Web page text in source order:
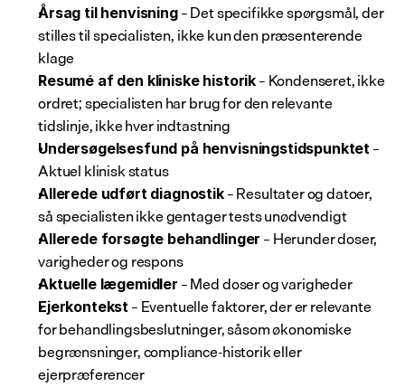
Årsag til henvisning – Det specifikke spørgsmål, der
stilles til specialisten, ikke kun den præsenterende
klage
Resumé af den kliniske historik – Kondenseret, ikke
ordret; specialisten har brug for den relevante
tidslinje, ikke hver indtastning
Undersøgelsesfund på henvisningstidspunktet –
Aktuel klinisk status
Allerede udført diagnostik – Resultater og datoer,
så specialisten ikke gentager tests unødvendigt
Allerede forsøgte behandlinger – Herunder doser,
varigheder og respons
Aktuelle lægemidler – Med doser og varigheder
Ejerkontekst – Eventuelle faktorer, der er relevante
for behandlingsbeslutninger, såsom økonomiske
begrænsninger, compliance-historik eller
ejerpræferencer